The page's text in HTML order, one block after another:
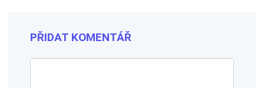
PŘIDAT KOMENTÁŘ